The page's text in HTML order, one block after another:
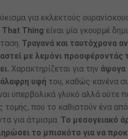
για εκλεκτούς
That Thing είναι μία γκουρμέ
Τραγανά και ταυτόχρονα
με λεμόνι προσφέροντάς
Χαρακτηρίζεται για την άψογα
υφή του, καθώς κανένα
υπερβολικά γλυκό αλλά ούτε
τομής, που το καθιστούν ένα
για άτμισμα. Το μεσογειακό
το μπισκότο για να